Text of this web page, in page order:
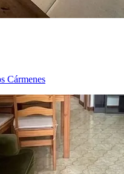
Cármenes